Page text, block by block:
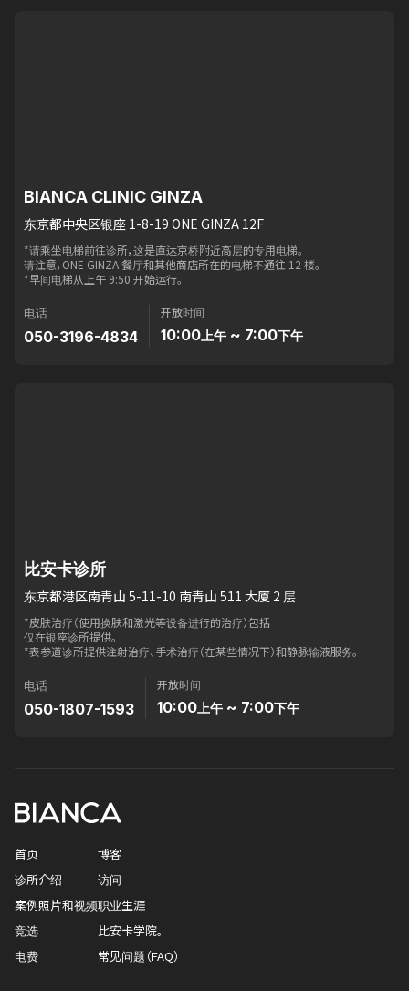
BIANCA CLINIC GINZA
东京都中央区银座 1-8-19 ONE GINZA 12F
*请乘坐电梯前往诊所，这是直达京桥附近高层的专用电梯。
请注意，ONE GINZA 餐厅和其他商店所在的电梯不通往 12 楼。
*早间电梯从上午 9:50 开始运行。
电话
050-3196-4834
开放时间
10:00 上午 ~ 7:00下午
比安卡诊所
东京都港区南青山 5-11-10 南青山 511 大厦 2 层
*皮肤治疗（使用换肤和激光等设备进行的治疗）包括
仅在银座诊所提供。
*表参道诊所提供注射治疗、手术治疗（在某些情况下）和静脉输液服务。
电话
050-1807-1593
开放时间
10:00 上午 ~ 7:00下午
首页
诊所介绍
案例照片和视频
竞选
电费
博客
访问
职业生涯
比安卡学院。
常见问题（FAQ）